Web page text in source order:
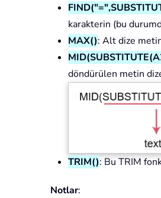
karakterin (bu
MAX(): Alt dize
döndürülen metin
TRIM(): Bu TRIM
Notlar: